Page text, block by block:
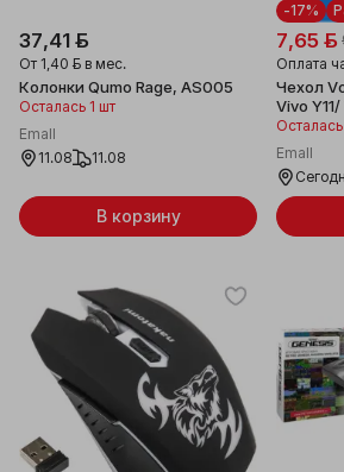
37,41 ƃ
От 1,40 ƃ в мес.
Колонки Qumo Rage, AS005
Осталась 1 шт
Emall
11.08
11.08
В корзину
-17%
7,65 ƃ
Оплата
Чехол
Vivo
Осталась
Emall